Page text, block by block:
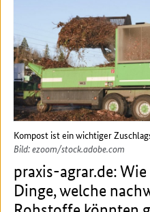
Kompost ist ein wichtiger
Bild: ezoom/stock.adobe.com
praxis-agrar.de:
Dinge, welche